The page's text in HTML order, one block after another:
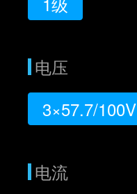
电压
3×57.7/100V
电流